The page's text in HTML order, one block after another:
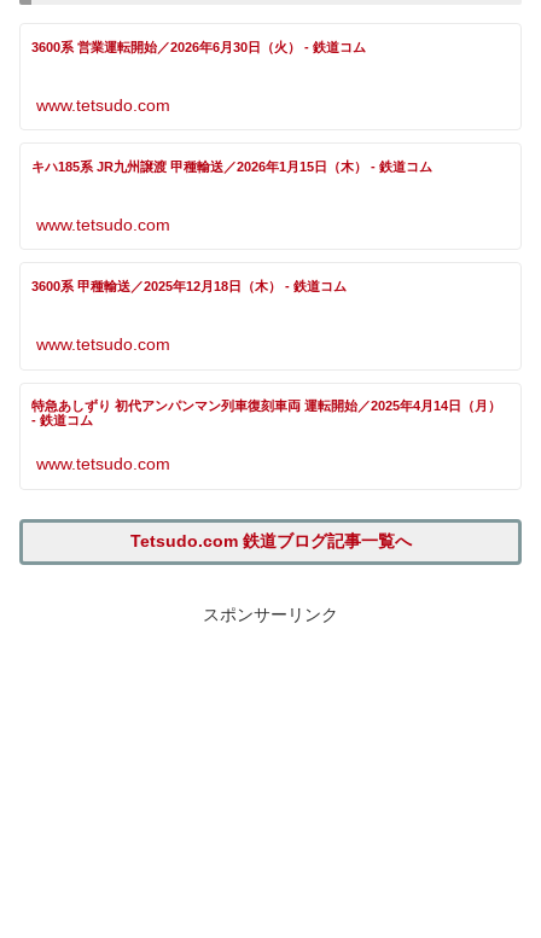
3600系 営業運転開始／2026年6月30日（火） - 鉄道コム
www.tetsudo.com
キハ185系 JR九州譲渡 甲種輸送／2026年1月15日（木） - 鉄道コム
www.tetsudo.com
3600系 甲種輸送／2025年12月18日（木） - 鉄道コム
www.tetsudo.com
特急あしずり 初代アンパンマン列車復刻車両 運転開始／2025年4月14日（月）
- 鉄道コム
www.tetsudo.com
Tetsudo.com 鉄道ブログ記事一覧へ
スポンサーリンク